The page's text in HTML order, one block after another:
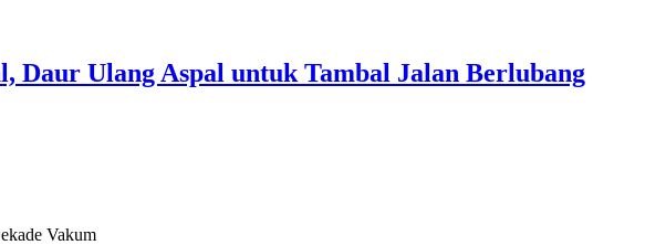
Daur Ulang Aspal untuk Tambal Jalan Berlubang
Vakum